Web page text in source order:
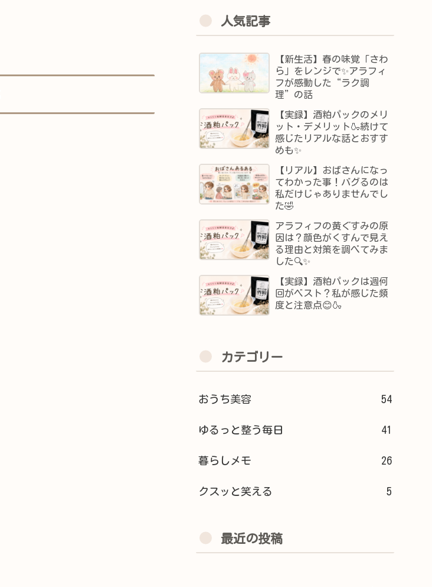
人気記事
【新生活】春の味覚「さわ
ら」をレンジで✨アラフィ
フが感動した“ラク調
理”の話
【実録】酒粕パックのメリ
ット・デメリット🍶続けて
感じたリアルな話とおすす
めも✨
【リアル】おばさんになっ
てわかった事！バグるのは
私だけじゃありませんでし
た🤣
アラフィフの黄ぐすみの原
因は？顔色がくすんで見え
る理由と対策を調べてみま
した🔍✨
【実録】酒粕パックは週何
回がベスト？私が感じた頻
度と注意点😊🍶
カテゴリー
おうち美容 54
ゆるっと整う毎日 41
暮らしメモ 26
クスッと笑える 5
最近の投稿